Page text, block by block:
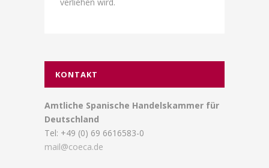
KONTAKT
Amtliche Spanische Handelskammer für
Deutschland
Tel: +49 (0) 69 6616583-0
mail@coeca.de